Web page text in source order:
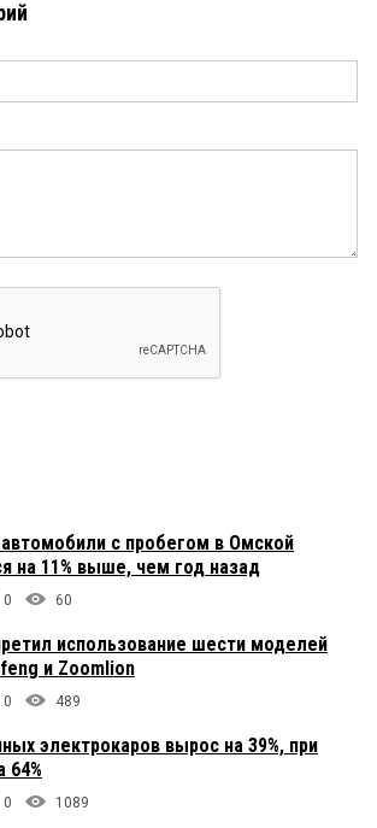
с пробегом в Омской
на 11% выше, чем год назад
0 60
использование шести моделей
и Zoomlion
0 489
электрокаров вырос на 39%, при
64%
0 1089